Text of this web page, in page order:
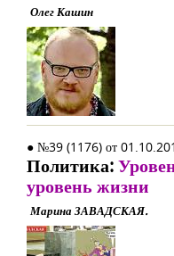
Олег Кашин
● №39 (1176) от
Политика:
уровень жизни
Марина ЗАВАДСКАЯ.